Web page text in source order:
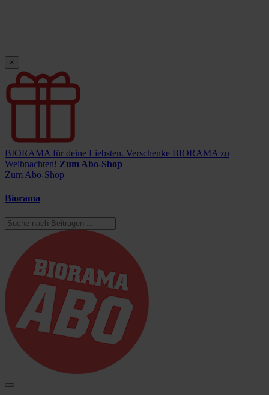
×
BIORAMA für deine Liebsten. Verschenke BIORAMA zu
Weihnachten! Zum Abo-Shop
Zum Abo-Shop
Biorama